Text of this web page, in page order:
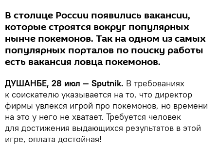
В столице России появились вакансии,
которые строятся вокруг популярных
нынче покемонов. Так на одном из самых
популярных порталов по поиску работы
есть вакансия ловца покемонов.
ДУШАНБЕ, 28 июл — Sputnik. В требованиях
к соискателю указывается на то, что директор
фирмы увлекся игрой про покемонов, но времени
на это у него не хватает. Требуется человек
для достижения выдающихся результатов в этой
игре, оплата достойная!